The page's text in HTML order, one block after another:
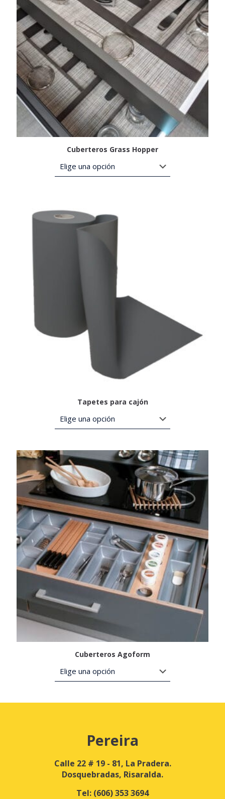
Cuberteros Grass Hopper
Tapetes para cajón
Cuberteros Agoform
Pereira
Calle 22 # 19 - 81, La Pradera.
Dosquebradas, Risaralda.
Tel: (606) 353 3694